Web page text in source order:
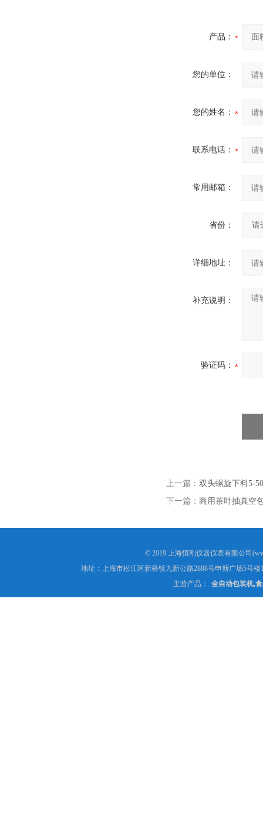
产品：
您的单位：
您的姓名：
联系电话：
常用邮箱：
省份：
详细地址：
补充说明：
验证码：
上一篇： 双头螺旋下料5-
下一篇： 商用茶叶抽真空
© 2019 上海恒刚仪器仪表有限公司
地址：上海市松江区新桥镇九新公路2888号申新广场5号楼
主营产品：
全自动包装机,